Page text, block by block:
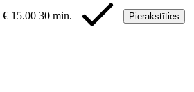
€ 15.00 30 min. Pierakstīties